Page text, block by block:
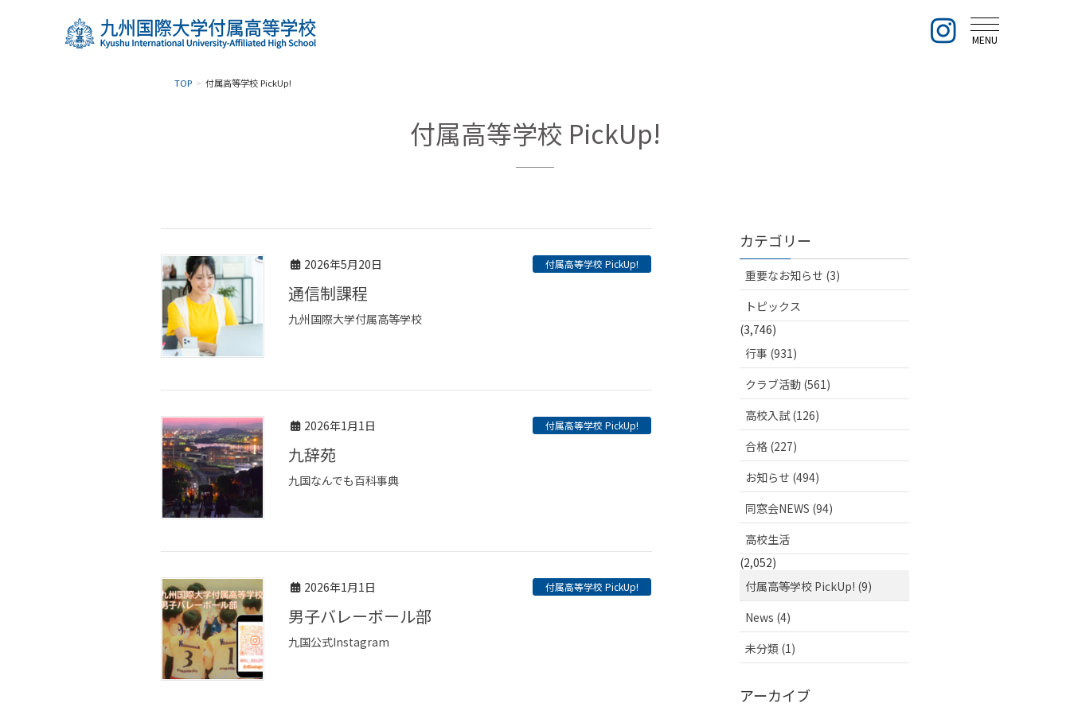
MENU
TOP 付属高等学校 PickUp!
付属高等学校 PickUp!
2026年5月20日 付属高等学校 PickUp!
通信制課程
九州国際大学付属高等学校
2026年1月1日 付属高等学校 PickUp!
九辞苑
九国なんでも百科事典
2026年1月1日 付属高等学校 PickUp!
男子バレーボール部
九国公式Instagram
カテゴリー
重要なお知らせ (3)
トピックス
(3,746)
行事 (931)
クラブ活動 (561)
高校入試 (126)
合格 (227)
お知らせ (494)
同窓会NEWS (94)
高校生活
(2,052)
付属高等学校 PickUp! (9)
News (4)
未分類 (1)
アーカイブ